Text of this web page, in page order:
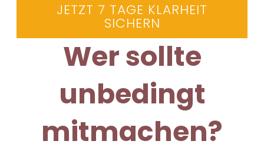
JETZT 7 TAGE KLARHEIT
SICHERN
Wer sollte
unbedingt
mitmachen?